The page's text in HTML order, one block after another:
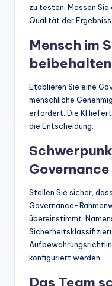
zu testen. Messen Sie
Qualität der
Mensch im
beibehalten
Etablieren Sie eine
menschliche
erfordert. Die KI
die Entscheidung.
Stellen Sie sicher,
Governance-
übereinstimmt.
konfiguriert werden.